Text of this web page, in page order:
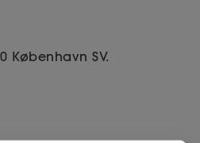
København SV.